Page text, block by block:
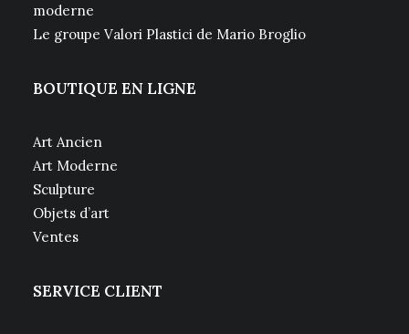
moderne
Le groupe Valori Plastici de Mario Broglio
BOUTIQUE EN LIGNE
Art Ancien
Art Moderne
Sculpture
Objets d’art
Ventes
SERVICE CLIENT